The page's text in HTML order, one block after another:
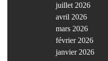
juillet 2026
avril 2026
mars 2026
février 2026
janvier 2026